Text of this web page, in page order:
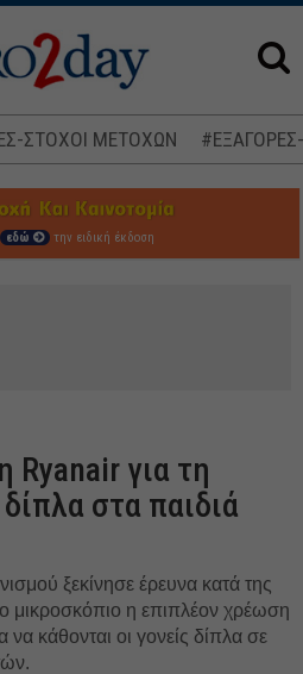
ΣΤΟΧΟΙ ΜΕΤΟΧΩΝ
εδώ την ειδική έκδοση
Ryanair για τη
στα παιδιά
ξεκίνησε έρευνα κατά της
μικροσκόπιο η επιπλέον χρέωση
κάθονται οι γονείς δίπλα σε